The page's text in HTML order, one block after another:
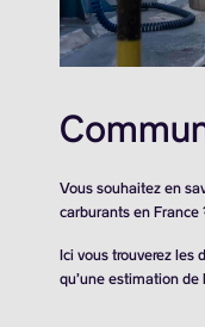
Vous souhaitez en
carburants en France
Ici vous trouverez les
qu’une estimation de